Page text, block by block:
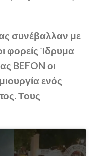
συνέβαλλαν με
φορείς Ίδρυμα
BEFON οι
ενός
Τους